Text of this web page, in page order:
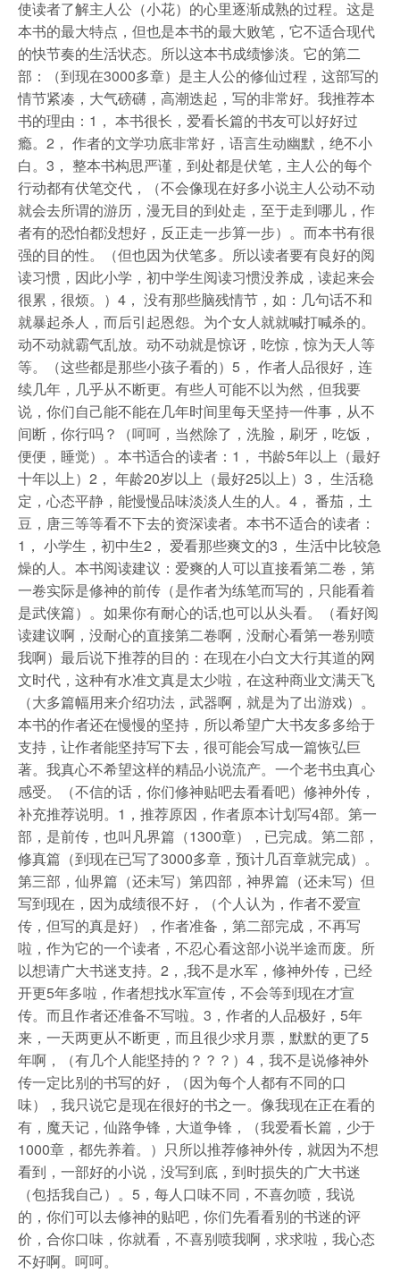
使读者了解主人公（小花）的心里逐渐成熟的过程。这是
本书的最大特点，但也是本书的最大败笔，它不适合现代
的快节奏的生活状态。所以这本书成绩惨淡。它的第二
部：（到现在3000多章）是主人公的修仙过程，这部写的
情节紧凑，大气磅礴，高潮迭起，写的非常好。我推荐本
书的理由：1， 本书很长，爱看长篇的书友可以好好过
瘾。2， 作者的文学功底非常好，语言生动幽默，绝不小
白。3， 整本书构思严谨，到处都是伏笔，主人公的每个
行动都有伏笔交代，（不会像现在好多小说主人公动不动
就会去所谓的游历，漫无目的到处走，至于走到哪儿，作
者有的恐怕都没想好，反正走一步算一步）。而本书有很
强的目的性。（但也因为伏笔多。所以读者要有良好的阅
读习惯，因此小学，初中学生阅读习惯没养成，读起来会
很累，很烦。）4， 没有那些脑残情节，如：几句话不和
就暴起杀人，而后引起恩怨。为个女人就就喊打喊杀的。
动不动就霸气乱放。动不动就是惊讶，吃惊，惊为天人等
等。（这些都是那些小孩子看的）5， 作者人品很好，连
续几年，几乎从不断更。有些人可能不以为然，但我要
说，你们自己能不能在几年时间里每天坚持一件事，从不
间断，你行吗？（呵呵，当然除了，洗脸，刷牙，吃饭，
便便，睡觉）。本书适合的读者：1， 书龄5年以上（最好
十年以上）2， 年龄20岁以上（最好25以上）3， 生活稳
定，心态平静，能慢慢品味淡淡人生的人。4， 番茄，土
豆，唐三等等看不下去的资深读者。本书不适合的读者：
1， 小学生，初中生2， 爱看那些爽文的3， 生活中比较急
燥的人。本书阅读建议：爱爽的人可以直接看第二卷，第
一卷实际是修神的前传（是作者为练笔而写的，只能看着
是武侠篇）。如果你有耐心的话,也可以从头看。（看好阅
读建议啊，没耐心的直接第二卷啊，没耐心看第一卷别喷
我啊）最后说下推荐的目的：在现在小白文大行其道的网
文时代，这种有水准文真是太少啦，在这种商业文满天飞
（大多篇幅用来介绍功法，武器啊，就是为了出游戏）。
本书的作者还在慢慢的坚持，所以希望广大书友多多给于
支持，让作者能坚持写下去，很可能会写成一篇恢弘巨
著。我真心不希望这样的精品小说流产。一个老书虫真心
感受。（不信的话，你们修神贴吧去看看吧）修神外传，
补充推荐说明。1，推荐原因，作者原本计划写4部。第一
部，是前传，也叫凡界篇（1300章），已完成。第二部，
修真篇（到现在已写了3000多章，预计几百章就完成）。
第三部，仙界篇（还未写）第四部，神界篇（还未写）但
写到现在，因为成绩很不好，（个人认为，作者不爱宣
传，但写的真是好），作者准备，第二部完成，不再写
啦，作为它的一个读者，不忍心看这部小说半途而废。所
以想请广大书迷支持。2，,我不是水军，修神外传，已经
开更5年多啦，作者想找水军宣传，不会等到现在才宣
传。而且作者还准备不写啦。3，作者的人品极好，5年
来，一天两更从不断更，而且很少求月票，默默的更了5
年啊，（有几个人能坚持的？？？）4，我不是说修神外
传一定比别的书写的好，（因为每个人都有不同的口
味），我只说它是现在很好的书之一。像我现在正在看的
有，魔天记，仙路争锋，大道争锋，（我爱看长篇，少于
1000章，都先养着。）只所以推荐修神外传，就因为不想
看到，一部好的小说，没写到底，到时损失的广大书迷
（包括我自己）。5，每人口味不同，不喜勿喷，我说
的，你们可以去修神的贴吧，你们先看看别的书迷的评
价，合你口味，你就看，不喜别喷我啊，求求啦，我心态
不好啊。呵呵。